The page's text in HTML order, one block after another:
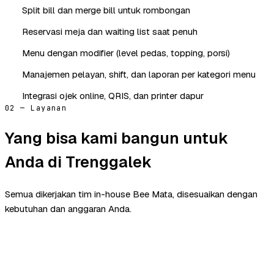
Split bill dan merge bill untuk rombongan
Reservasi meja dan waiting list saat penuh
Menu dengan modifier (level pedas, topping, porsi)
Manajemen pelayan, shift, dan laporan per kategori menu
Integrasi ojek online, QRIS, dan printer dapur
02 — Layanan
Yang bisa kami bangun untuk
Anda di Trenggalek
Semua dikerjakan tim in-house Bee Mata, disesuaikan dengan
kebutuhan dan anggaran Anda.